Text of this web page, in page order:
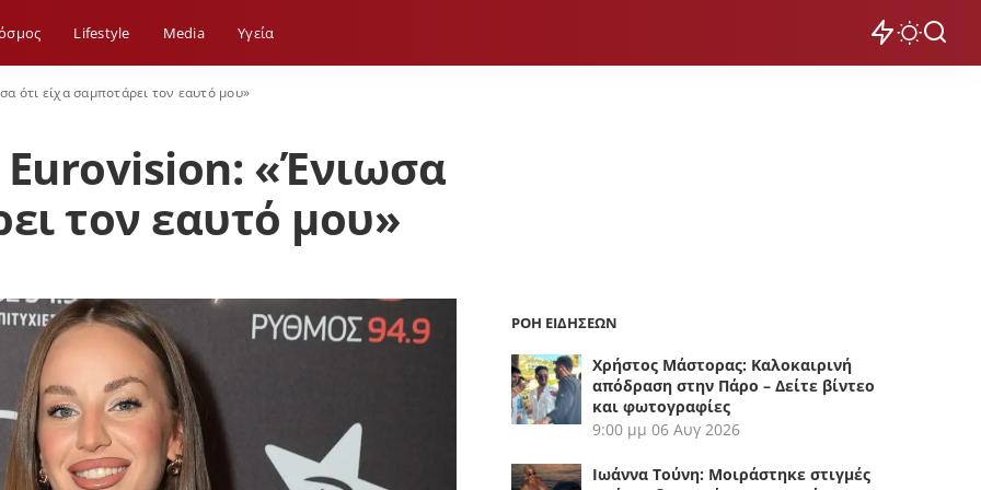
Lifestyle Media Yγεία
ότι είχα σαμποτάρει τον εαυτό μου»
«Ένιωσα
τον εαυτό μου»
ΡΟΗ ΕΙΔΗΣΕΩΝ
Χρήστος Μάστορας: Καλοκαιρινή
απόδραση στην Πάρο – Δείτε βίντεο
και φωτογραφίες
9:00 μμ 06 Αυγ 2026
Ιωάννα Τούνη: Μοιράστηκε στιγμές